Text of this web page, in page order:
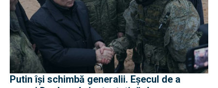
Putin își schimbă generalii. Eșecul de a